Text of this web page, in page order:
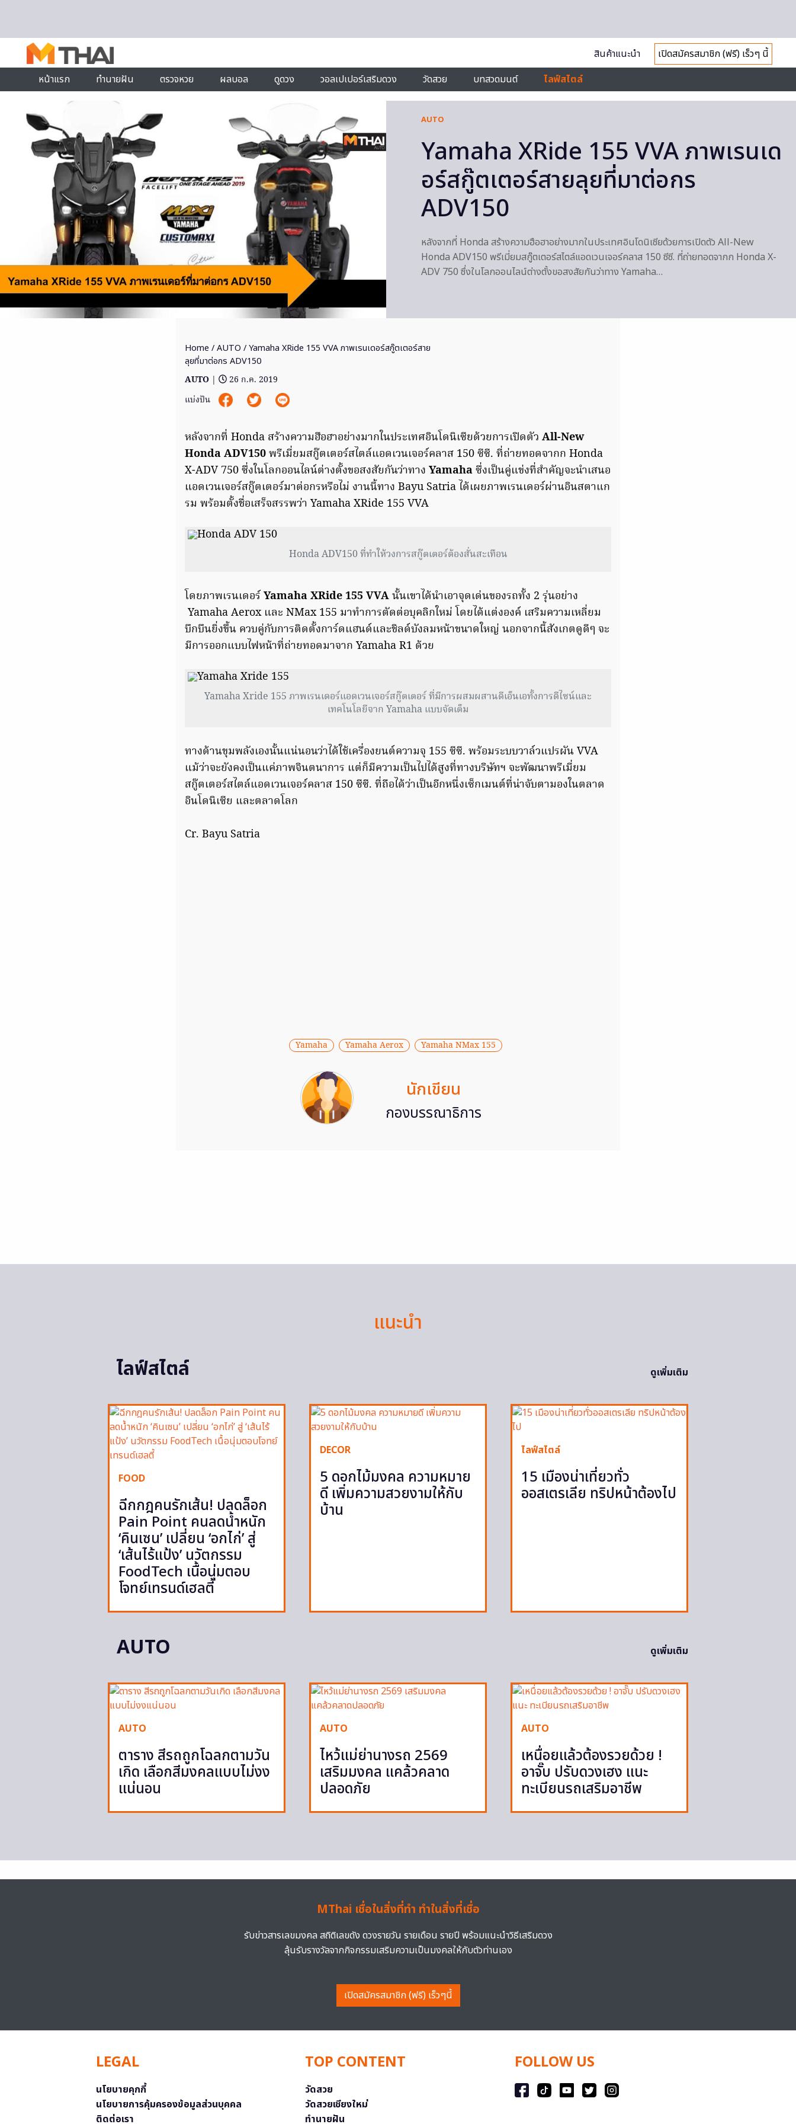
สินค้าแนะนำ
เปิดสมัครสมาชิก (ฟรี) เร็วๆ นี้
หน้าแรก
ทำนายฝัน ตรวจหวย ผลบอล ดูดวง วอลเปเปอร์เสริมดวง วัดสวย บทสวดมนต์ ไลฟ์สไตล์
AUTO
Yamaha XRide 155 VVA ภาพเรนเด
อร์สกู๊ตเตอร์สายลุยที่มาต่อกร
ADV150
หลังจากที่ Honda สร้างความฮือฮาอย่างมากในประเทศอินโดนิเซียด้วยการเปิดตัว All-New
Honda ADV150 พรีเมี่ยมสกู๊ตเตอร์สไตล์แอดเวนเจอร์คลาส 150 ซีซี. ที่ถ่ายทอดจากก Honda X-
ADV 750 ซึ่งในโลกออนไลน์ต่างตั้งขอสงสัยกันว่าทาง Yamaha…
Home /AUTO / Yamaha XRide 155 VVA ภาพเรนเดอร์สกู๊ตเตอร์สาย
ลุยที่มาต่อกร ADV150
AUTO |
26 ก.ค. 2019
แบ่งปัน
หลังจากที่ Honda สร้างความฮือฮาอย่างมากในประเทศอินโดนิเซียด้วยการเปิดตัว All-New
Honda ADV150พรีเมี่ยมสกู๊ตเตอร์สไตล์แอดเวนเจอร์คลาส 150 ซีซี. ที่ถ่ายทอดจากก Honda
X-ADV 750 ซึ่งในโลกออนไลน์ต่างตั้งขอสงสัยกันว่าทาง Yamahaซึ่งเป็นคู่แข่งที่สำคัญจะนำเสนอ
แอดเวนเจอร์สกู๊ตเตอร์มาต่อกรหรือไม่ งานนี้ทาง Bayu Satria ได้เผยภาพเรนเดอร์ผ่านอินสตาแก
รม พร้อมตั้งชื่อเสร็จสรรพว่า Yamaha XRide 155 VVA
Honda ADV150 ที่ทำให้วงการสกู๊ตเตอร์ต้องสั่นสะเทือน
โดยภาพเรนเดอร์Yamaha XRide 155 VVAนั้นเขาได้นำเอาจุดเด่นของรถทั้ง 2 รุ่นอย่าง
Yamaha Aerox และ NMax 155 มาทำการตัดต่อบุคลิกใหม่ โดยได้แต่งองค์ เสริมความเหลี่ยม
บึกบึนยิ่งขึ้น ควบคู่กับการติดตั้งการ์ดแฮนด์และชิลด์บังลมหน้าขนาดใหญ่ นอกจากนี้สังเกตดูดีๆ จะ
มีการออกแบบไฟหน้าที่ถ่ายทอดมาจาก Yamaha R1 ด้วย
Yamaha Xride 155 ภาพเรนเดอร์แอดเวนเจอร์สกู๊ตเตอร์ ที่มีการผสมผสานดีเอ็นเอทั้งการดีไซน์และ
เทคโนโลยีจาก Yamaha แบบจัดเต็ม
ทางด้านขุมพลังเองนั้นแน่นอนว่าได้ใช้เครื่องยนต์ความจุ 155 ซีซี. พร้อมระบบวาล์วแปรผัน VVA
แม้ว่าจะยังคงเป็นแค่ภาพจินตนาการ แต่ก็มีความเป็นไปได้สูงที่ทางบริษัทฯ จะพัฒนาพรีเมี่ยม
สกู๊ตเตอร์สไตล์แอดเวนเจอร์คลาส 150 ซีซี. ที่ถือได้ว่าเป็นอีกหนึ่งเซ็กเมนต์ที่น่าจับตามองในตลาด
อินโดนิเซีย และตลาดโลก
Cr. Bayu Satria
Yamaha Yamaha Aerox Yamaha NMax 155
นักเขียน
กองบรรณาธิการ
แนะนำ
ไลฟ์สไตล์
ดูเพิ่มเติม
FOOD
ฉีกกฎคนรักเส้น! ปลดล็อก
Pain Point คนลดน้ำหนัก
‘คินเซน’ เปลี่ยน ‘อกไก่’ สู่
‘เส้นไร้แป้ง’ นวัตกรรม
FoodTech เนื้อนุ่มตอบ
โจทย์เทรนด์เฮลตี้
DECOR
5 ดอกไม้มงคล ความหมาย
ดี เพิ่มความสวยงามให้กับ
บ้าน
ไลฟ์สไตล์
15 เมืองน่าเที่ยวทั่ว
ออสเตรเลีย ทริปหน้าต้องไป
AUTO ดูเพิ่มเติม
AUTO
ตาราง สีรถถูกโฉลกตามวัน
เกิด เลือกสีมงคลแบบไม่งง
แน่นอน
AUTO
ไหว้แม่ย่านางรถ 2569
เสริมมงคล แคล้วคลาด
ปลอดภัย
AUTO
เหนื่อยแล้วต้องรวยด้วย !
อาจั๊บ ปรับดวงเฮง แนะ
ทะเบียนรถเสริมอาชีพ
MThai เชื่อในสิ่งที่ทำ ทำในสิ่งที่เชื่อ
รับข่าวสารเลขมงคล สถิติเลขดัง ดวงรายวัน รายเดือน รายปี พร้อมแนะนำวิธีเสริมดวง
ลุ้นรับรางวัลจากกิจกรรมเสริมความเป็นมงคลให้กับตัวท่านเอง
เปิดสมัครสมาชิก (ฟรี) เร็วๆนี้
LEGAL
นโยบายคุกกี้
นโยบายการคุ้มครองข้อมูลส่วนบุคคล
ติดต่อเรา
TOP CONTENT
วัดสวย
วัดสวยเชียงใหม่
ทำนายฝัน
FOLLOW US